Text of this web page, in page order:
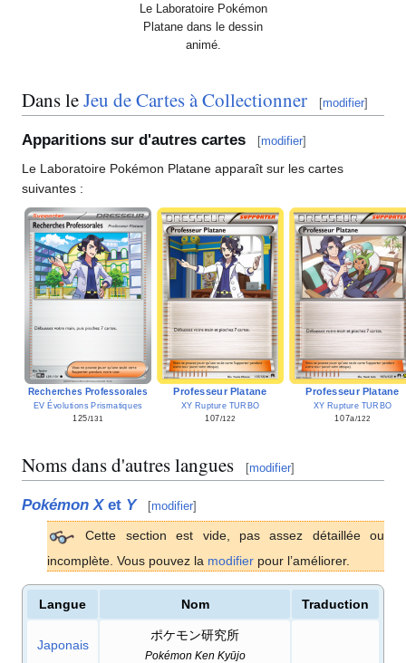
Le Laboratoire Pokémon
Platane dans le dessin
animé.
Dans leJeu de Cartes à Collectionner [modifier]
Apparitions sur d'autres cartes [modifier]
Le Laboratoire Pokémon Platane apparaît sur les cartes
suivantes :
Recherches Professorales
EV Évolutions Prismatiques
125/131
Professeur Platane
XY Rupture TURBO
107/122
Professeur Platane
XY Rupture TURBO
107a/122
Noms dans d'autres langues [modifier]
Pokémon Xet Y [modifier]
Cette section est vide, pas assez détaillée ou
incomplète. Vous pouvez la modifier pour l’améliorer.
Langue Nom Traduction
Japonais
ポケモン研究所
Pokémon Ken Kyūjo